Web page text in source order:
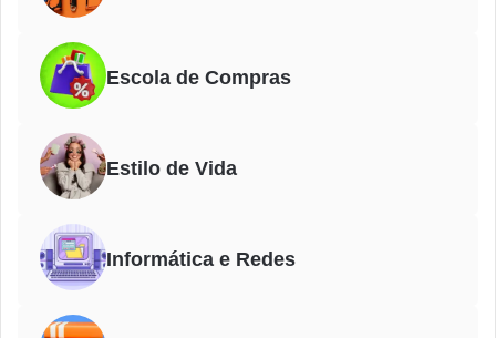
Escola de Compras
Estilo de Vida
Informática e Redes